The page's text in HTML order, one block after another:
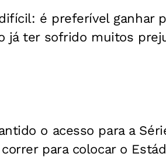
é preferível ganhar
já ter sofrido muitos
o acesso para a
para colocar o